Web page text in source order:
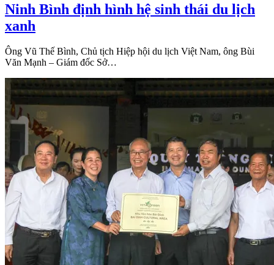
Ninh Bình định hình hệ sinh thái du lịch
xanh
Ông Vũ Thế Bình, Chủ tịch Hiệp hội du lịch Việt Nam, ông Bùi
Văn Mạnh – Giám đốc Sở…